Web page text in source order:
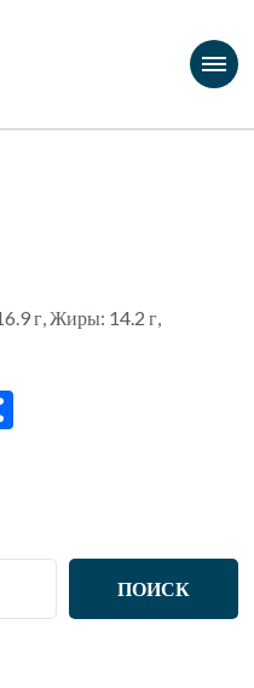
г, Жиры: 14.2 г,
ПОИСК